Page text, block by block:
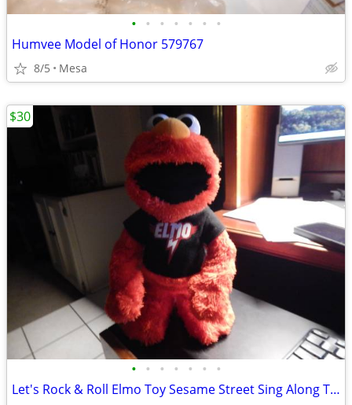
• • • • • • •
Humvee Model of Honor 579767
8/5 Mesa
• • • • • • •
Let's Rock & Roll Elmo Toy Sesame Street Sing Along Talking
$30